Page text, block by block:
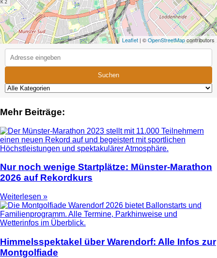
Leaflet | ©OpenStreetMapcontributors
Suchen
Mehr Beiträge:
Nur noch wenige Startplätze: Münster-Marathon
2026 auf Rekordkurs
Weiterlesen »
Himmelsspektakel über Warendorf: Alle Infos zur
Montgolfiade